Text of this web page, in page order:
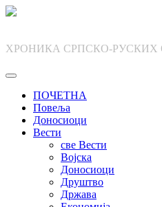
Skip
ХРОНИКА СРПСКО-РУСКИХ
ПОЧЕТНА
Повеља
Доносиоци
Вести
све Вести
Војска
Доносиоци
Друштво
Држава